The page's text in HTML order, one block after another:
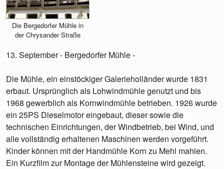
Die Bergedorfer Mühle in
der Chrysander Straße
13. September - Bergedorfer Mühle -
Die Mühle, ein einstöckiger Galerieholländer wurde 1831
erbaut. Ursprünglich als Lohwindmühle genutzt und bis
1968 gewerblich als Kornwindmühle betrieben. 1926 wurde
ein 25PS Dieselmotor eingebaut, dieser sowie die
technischen Einrichtungen, der Windbetrieb, bei Wind, und
alle vollständig erhaltenen Maschinen werden vorgeführt.
Kinder können mit der Handmühle Korn zu Mehl mahlen.
Ein Kurzfilm zur Montage der Mühlensteine wird gezeigt.